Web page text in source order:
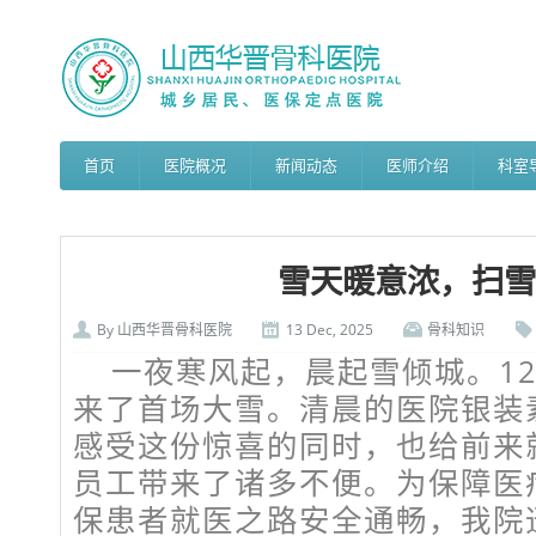
首页 医院概况 新闻动态 医师介绍 科室
雪天暖意浓，扫
By 山西华晋骨科医院 13 Dec, 2025 骨科知识
一夜寒风起，晨起雪倾城。
来了首场大雪。清晨的医院银
感受这份惊喜的同时，也给前
员工带来了诸多不便。为保障
保患者就医之路安全通畅，我